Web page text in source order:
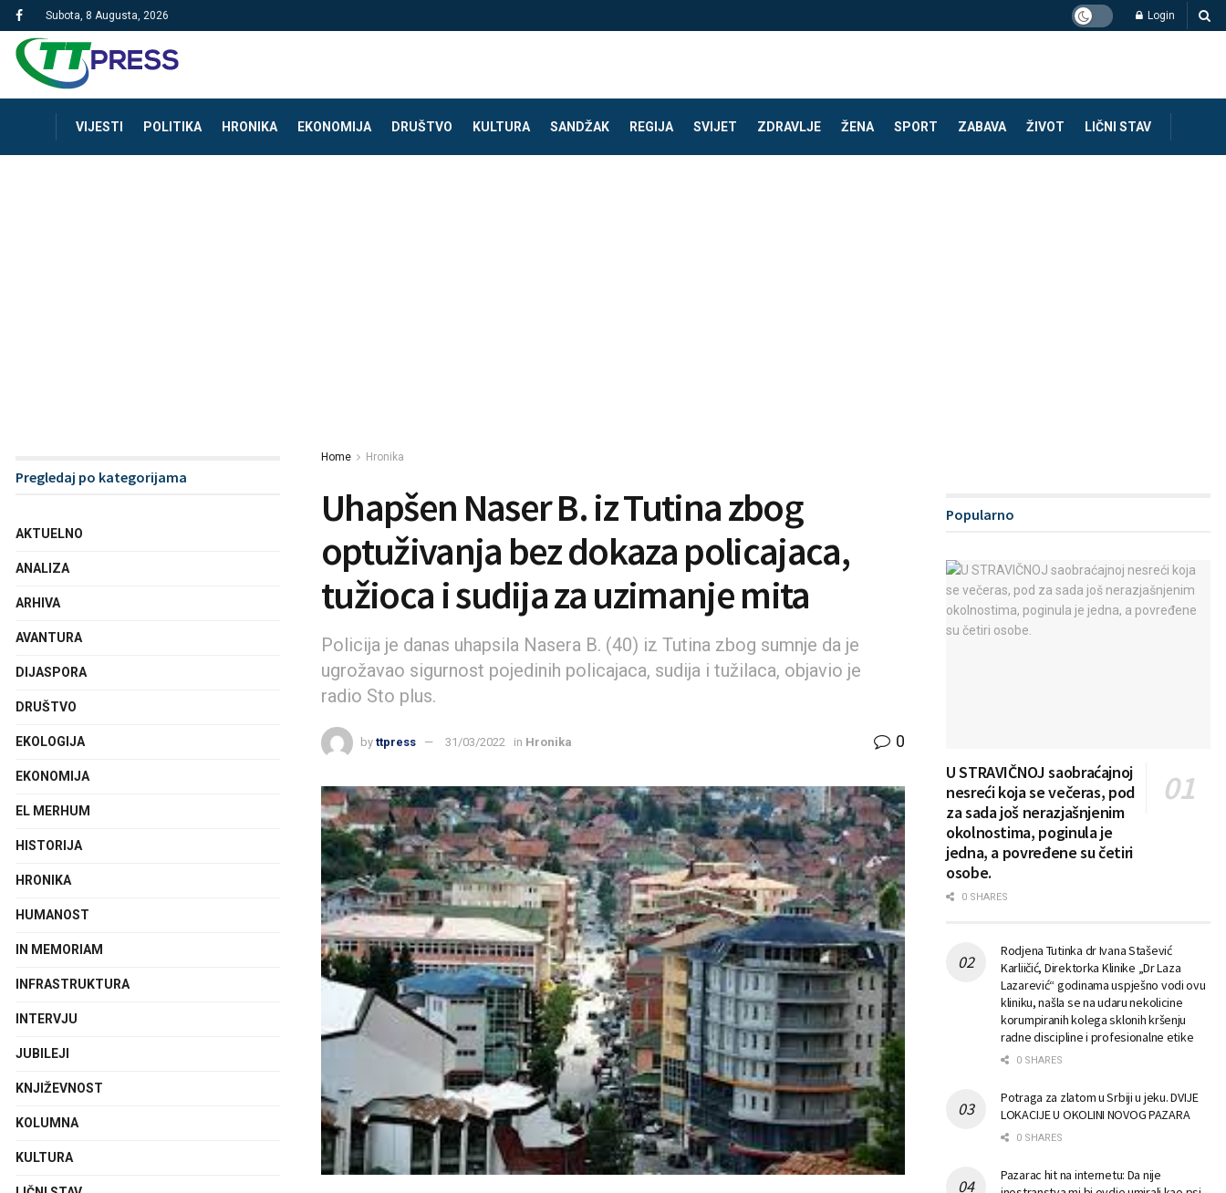
Subota, 8 Augusta, 2026 Login
VIJESTI POLITIKA HRONIKA EKONOMIJA DRUŠTVO KULTURA SANDŽAK REGIJA SVIJET ZDRAVLJE ŽENA SPORT ZABAVA ŽIVOT LIČNI STAV
Home Hronika
Uhapšen Naser B. iz Tutina zbog
optuživanja bez dokaza policajaca,
tužioca i sudija za uzimanje mita
Policija je danas uhapsila Nasera B. (40) iz Tutina zbog sumnje da je
ugrožavao sigurnost pojedinih policajaca, sudija i tužilaca, objavio je
radio Sto plus.
by ttpress 31/03/2022 in Hronika 0
Pregledaj po kategorijama
AKTUELNO
ANALIZA
ARHIVA
AVANTURA
DIJASPORA
DRUŠTVO
EKOLOGIJA
EKONOMIJA
EL MERHUM
HISTORIJA
HRONIKA
HUMANOST
IN MEMORIAM
INFRASTRUKTURA
INTERVJU
JUBILEJI
KNJIŽEVNOST
KOLUMNA
KULTURA
Popularno
U STRAVIČNOJ saobraćajnoj
nesreći koja se večeras, pod
za sada još nerazjašnjenim
okolnostima, poginula je
jedna, a povređene su četiri
osobe.
0 SHARES
Rodjena Tutinka dr Ivana Stašević
Karliičić, Direktorka Klinike „Dr Laza
Lazarević“ godinama uspješno vodi ovu
kliniku, našla se na udaru nekolicine
korumpiranih kolega sklonih kršenju
radne discipline i profesionalne etike
0 SHARES
Potraga za zlatom u Srbiji u jeku. DVIJE
LOKACIJE U OKOLINI NOVOG PAZARA
0 SHARES
Pazarac hit na internetu: Da nije